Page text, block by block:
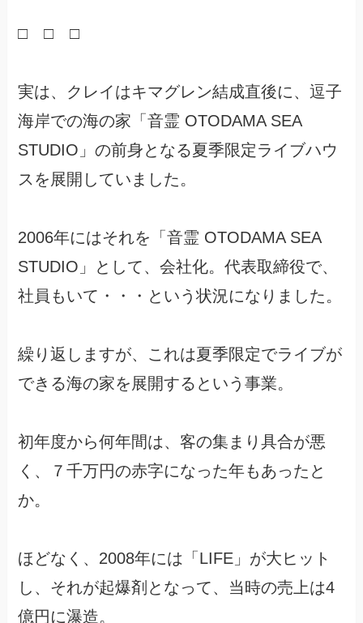
□ □ □
実は、クレイはキマグレン結成直後に、逗子
海岸での海の家「音霊 OTODAMA SEA
STUDIO」の前身となる夏季限定ライブハウ
スを展開していました。
2006年にはそれを「音霊 OTODAMA SEA
STUDIO」として、会社化。代表取締役で、
社員もいて・・・という状況になりました。
繰り返しますが、これは夏季限定でライブが
できる海の家を展開するという事業。
初年度から何年間は、客の集まり具合が悪
く、７千万円の赤字になった年もあったと
か。
ほどなく、2008年には「LIFE」が大ヒット
し、それが起爆剤となって、当時の売上は4
億円に瀑造。